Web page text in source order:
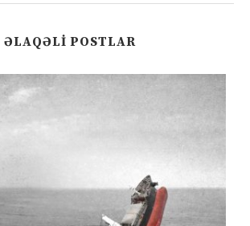
ƏLAQƏLI POSTLAR